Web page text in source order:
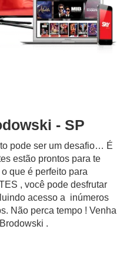
- SP
pode ser um desafio… É
estão prontos para te
que é perfeito para
, você pode desfrutar
acesso a inúmeros
Não perca tempo ! Venha
.